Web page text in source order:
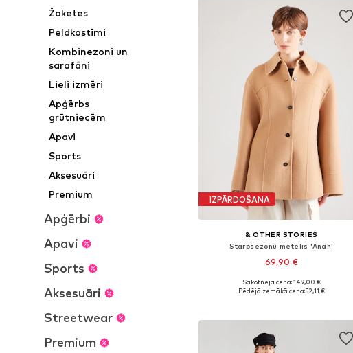
Žaketes
Peldkostīmi
Kombinezoni un
sarafāni
Lieli izmēri
Apģērbs
grūtniecēm
Apavi
Sports
Aksesuāri
Premium
Apģērbi
Apavi
Sports
Aksesuāri
Streetwear
Premium
IZPĀRDOŠANA
& OTHER STORIES
Starpsezonu mētelis 'Anah'
69,90 €
Pieejamie izmēri: XS, S, M, L
Sākotnējā cena: 149,00 €
Pēdējā zemākā cena:52,11 €